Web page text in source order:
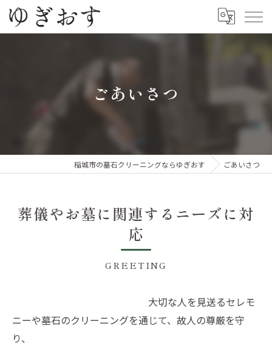
ごあいさつ
稲城市の墓石クリーニングならゆぎおす ごあいさつ
葬儀やお墓に関連するニーズに対
応
GREETING
大切な人を見送るセレモ
ニーや墓石のクリーニングを通じて、故人の尊厳を守
り、